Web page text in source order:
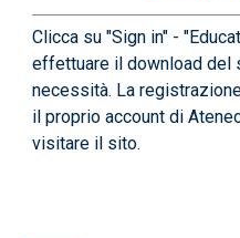
Clicca su "Sign in" -
effettuare il download del
necessità. La
il proprio account di
visitare il sito.